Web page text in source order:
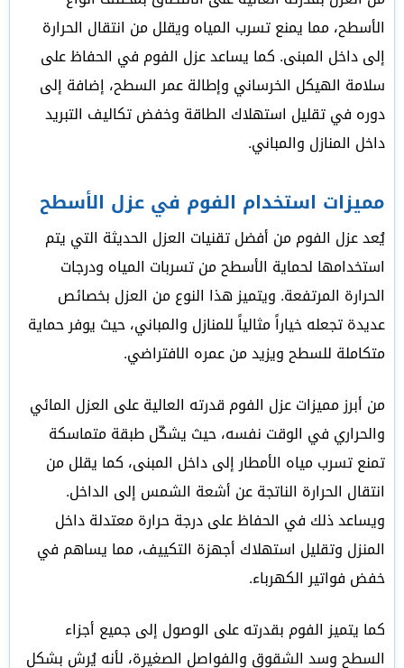
الأسطح، مما يمنع تسرب المياه ويقلل من انتقال الحرارة
إلى داخل المبنى. كما يساعد عزل الفوم في الحفاظ على
سلامة الهيكل الخرساني وإطالة عمر السطح، إضافة إلى
دوره في تقليل استهلاك الطاقة وخفض تكاليف التبريد
داخل المنازل والمباني.
مميزات استخدام الفوم في عزل الأسطح
يُعد عزل الفوم من أفضل تقنيات العزل الحديثة التي يتم
استخدامها لحماية الأسطح من تسربات المياه ودرجات
الحرارة المرتفعة. ويتميز هذا النوع من العزل بخصائص
عديدة تجعله خياراً مثالياً للمنازل والمباني، حيث يوفر حماية
متكاملة للسطح ويزيد من عمره الافتراضي.
من أبرز مميزات عزل الفوم قدرته العالية على العزل المائي
والحراري في الوقت نفسه، حيث يشكّل طبقة متماسكة
تمنع تسرب مياه الأمطار إلى داخل المبنى، كما يقلل من
انتقال الحرارة الناتجة عن أشعة الشمس إلى الداخل.
ويساعد ذلك في الحفاظ على درجة حرارة معتدلة داخل
المنزل وتقليل استهلاك أجهزة التكييف، مما يساهم في
خفض فواتير الكهرباء.
كما يتميز الفوم بقدرته على الوصول إلى جميع أجزاء
السطح وسد الشقوق والفواصل الصغيرة، لأنه يُرش بشكل